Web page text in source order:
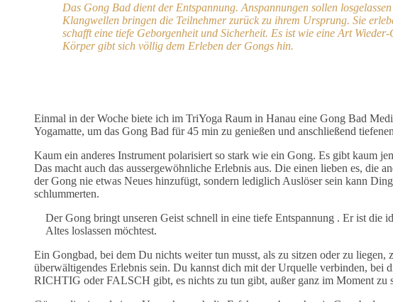
Das Gong Bad dient der Entspannung. Anspannungen sollen
Klangwellen bringen die Teilnehmer zurück zu ihrem Ursprung. Sie
schafft eine tiefe Geborgenheit und Sicherheit. Es ist wie eine Art
Körper gibt sich völlig dem Erleben der Gongs hin.
Einmal in der Woche biete ich im TriYoga Raum in Hanau eine Gong Bad
Yogamatte, um das Gong Bad für 45 min zu genießen und anschließend
Kaum ein anderes Instrument polarisiert so stark wie ein Gong. Es gibt kaum
Das macht auch das aussergewöhnliche Erlebnis aus. Die einen lieben es, die
der Gong nie etwas Neues hinzufügt, sondern lediglich Auslöser sein kann
schlummerten.
Der Gong bringt unseren Geist schnell in eine tiefe Entspannung . Er ist die
Altes loslassen möchtest.
Ein Gongbad, bei dem Du nichts weiter tun musst, als zu sitzen oder zu liegen,
überwältigendes Erlebnis sein. Du kannst dich mit der Urquelle verbinden, bei
RICHTIG oder FALSCH gibt, es nichts zu tun gibt, außer ganz im Moment zu